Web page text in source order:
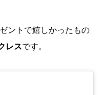
ントで嬉しかったもの
レスです。